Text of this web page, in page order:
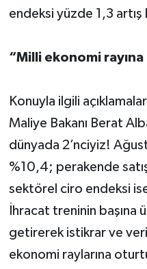
endeksi yüzde 1,3
“Milli ekonomi
Konuyla ilgili
Maliye Bakanı Berat
dünyada 2’nciyiz!
%10,4; perakende
sektörel ciro endeksi
İhracat treninin
getirerek istikrar ve
ekonomi raylarına